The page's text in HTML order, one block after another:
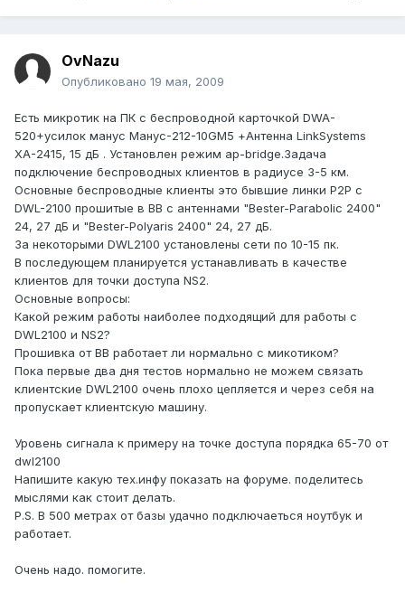
OvNazu
Опубликовано 19 мая, 2009
Есть микротик на ПК с беспроводной карточкой DWA-
520+усилок манус Манус-212-10GМ5 +Антенна LinkSystems
XA-2415, 15 дБ . Установлен режим ap-bridge.Задача
подключение беспроводных клиентов в радиусе 3-5 км.
Основные беспроводные клиенты это бывшие линки P2P c
DWL-2100 прошитые в BB с антеннами "Bester-Parabolic 2400"
24, 27 дБ и "Bester-Polyaris 2400" 24, 27 дБ.
За некоторыми DWL2100 установлены сети по 10-15 пк.
В последующем планируется устанавливать в качестве
клиентов для точки доступа NS2.
Основные вопросы:
Какой режим работы наиболее подходящий для работы с
DWL2100 и NS2?
Прошивка от BB работает ли нормально с микотиком?
Пока первые два дня тестов нормально не можем связать
клиентские DWL2100 очень плохо цепляется и через себя на
пропускает клиентскую машину.
Уровень сигнала к примеру на точке доступа порядка 65-70 от
dwl2100
Напишите какую тех.инфу показать на форуме. поделитесь
мыслями как стоит делать.
P.S. В 500 метрах от базы удачно подключаеться ноутбук и
работает.
Очень надо. помогите.